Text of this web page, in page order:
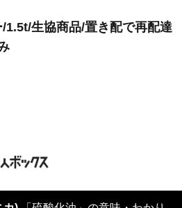
1.5t/生協商品/置き配で再配達